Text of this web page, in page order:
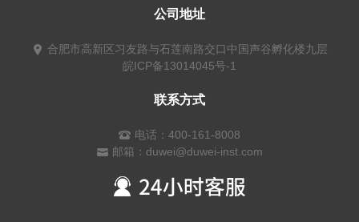
公司地址
合肥市高新区习友路与石莲南路交口中国声谷孵化楼九层
皖ICP备13014045号-1
联系方式
电话：400-161-8008
邮箱：duwei@duwei-inst.com